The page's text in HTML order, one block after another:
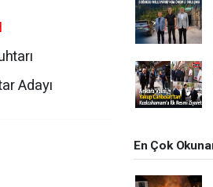
Adayı
En Çok